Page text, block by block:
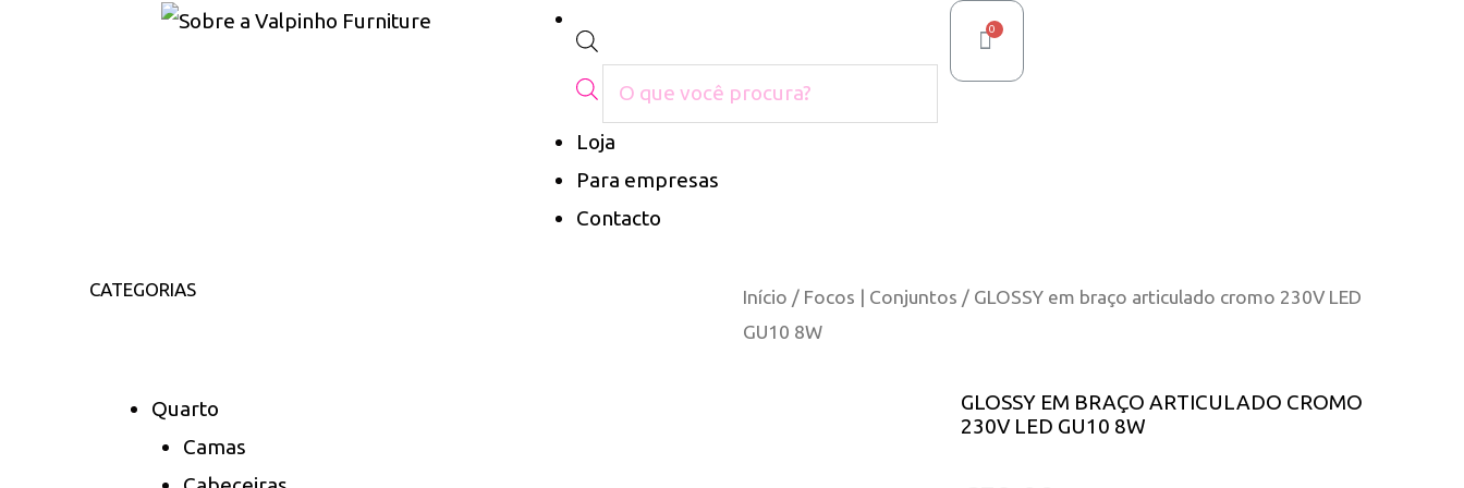
Loja
Para empresas
Contacto
CATEGORIAS Início / Focos | Conjuntos / GLOSSY em braço articulado cromo 230V LED
GU10 8W
Quarto
Camas
GLOSSY EM BRAÇO ARTICULADO CROMO
230V LED GU10 8W